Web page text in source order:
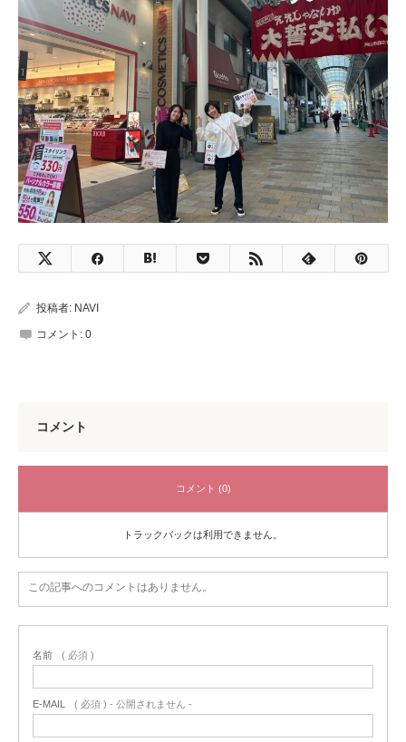
投稿者: NAVI
コメント: 0
コメント
コメント (0)
トラックバックは利用できません。
この記事へのコメントはありません。
名前 ( 必須 )
E-MAIL ( 必須 ) - 公開されません -